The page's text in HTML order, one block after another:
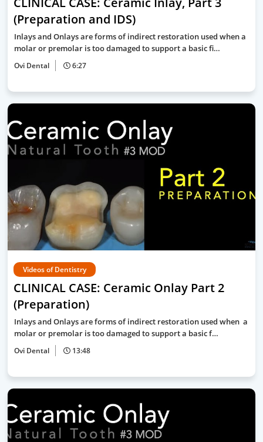
(Preparation and IDS)
Inlays and Onlays are forms of indirect restoration used when a
molar or premolar is too damaged to support a basic fi…
Ovi Dental 6:27
Videos of Dentistry
CLINICAL CASE: Ceramic Onlay Part 2
(Preparation)
Inlays and Onlays are forms of indirect restoration used when a
molar or premolar is too damaged to support a basic f…
Ovi Dental 13:48